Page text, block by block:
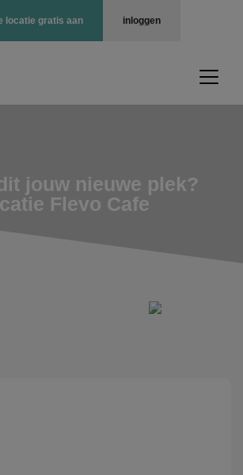
inloggen
locatie gratis aan
jouw nieuwe plek?
Flevo Cafe